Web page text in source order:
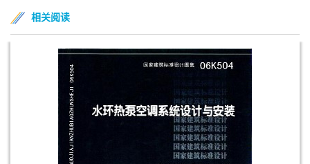
相关阅读